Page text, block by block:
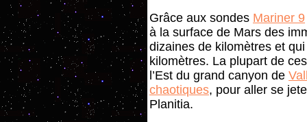
Grâce aux sondes Mariner 9
à la surface de Mars des
dizaines de kilomètres et
kilomètres. La plupart de
l’Est du grand canyon de
chaotiques, pour aller se
Planitia.